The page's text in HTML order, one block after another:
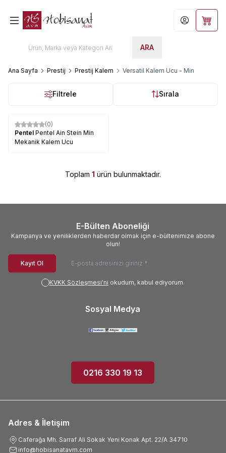
ARA
Hesabım
Ana Sayfa Prestij Prestij Kalem Versatil Kalem Ucu - Min
Filtrele Sırala
%20
(0)
Pentel Pentel Ain Stein Min
Mekanik Kalem Ucu
Toplam 1 ürün bulunmaktadır.
E-Bülten Aboneliği
Kampanya ve yeniliklerden haberdar olmak için e-bültenimize abone
olun!
Kayıt Ol
KVKK Sözleşmesi'ni okudum, kabul ediyorum.
Sosyal Medya
0216 330 19 13
Adres & İletişim
Caferağa Mh. Sarraf Ali Sokak Yeni Konak Apt. 22/A 34710
info@hobisanatavm.com